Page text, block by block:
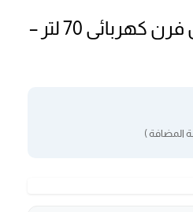
ميكرويف لوكسيل فرن كهربائى 70 لتر –
المضافة )